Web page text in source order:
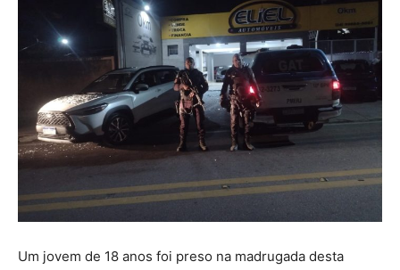
Um jovem de 18 anos foi preso na madrugada desta